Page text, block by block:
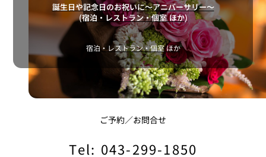
誕生日や記念日のお祝いに～アニバーサリー～
(宿泊・レストラン・個室 ほか)
宿泊・レストラン・個室 ほか
ご予約／お問合せ
Tel: 043-299-1850